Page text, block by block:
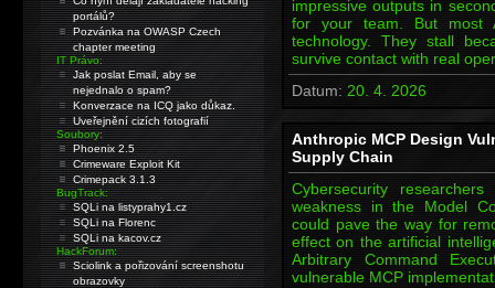
impressive outputs in
for your team. But most
technology. They stall
survive contact with real
Datum: 20. 4. 2026
Anthropic MCP Design
Supply Chain
Cybersecurity
weakness in the Model
could pave the way for
effect on the artificial
Arbitrary Command
vulnerable MCP
portálů?
Pozvánka na OWASP Czech
chapter meeting
IT Právo:
Jak poslat Email, aby se
nejednalo o spam?
Konverzace na ICQ jako důkaz.
Uveřejnění cizích fotografií
Soubory:
Phoenix 2.5
Crimeware Exploit Kit
Crimepack 3.1.3
BugTrack:
SQLi na listyprahy1.cz
SQLi na Florenc
SQLi na kacov.cz
HackForum:
Sciolink a pořizování screenshotu
obrazovky